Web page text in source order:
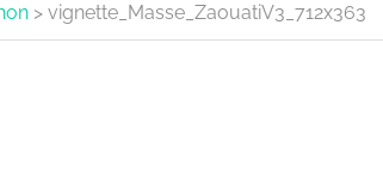
> vignette_Masse_ZaouatiV3_712x363